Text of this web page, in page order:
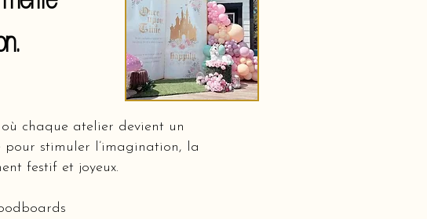
chaque atelier devient un
pour stimuler l’imagination, la
festif et joyeux.